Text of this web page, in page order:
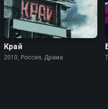
Край
2010, Россия, Драма